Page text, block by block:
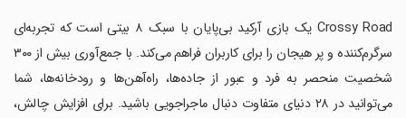
Crossy Road یک بازی آرکید بی‌پایان با سبک ۸ بیتی است که تجربه‌ای
سرگرم‌کننده و پر هیجان را برای کاربران فراهم می‌کند. با جمع‌آوری بیش از ۳۰۰
شخصیت منحصر به فرد و عبور از جاده‌ها، راه‌آهن‌ها و رودخانه‌ها، شما
می‌توانید در ۲۸ دنیای متفاوت دنبال ماجراجویی باشید. برای افزایش چالش،